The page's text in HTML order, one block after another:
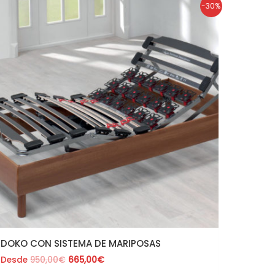
-30%
DOKO CON SISTEMA DE MARIPOSAS
Desde 950,00€
original
950,00€.
665,00€
actual
665,00€.